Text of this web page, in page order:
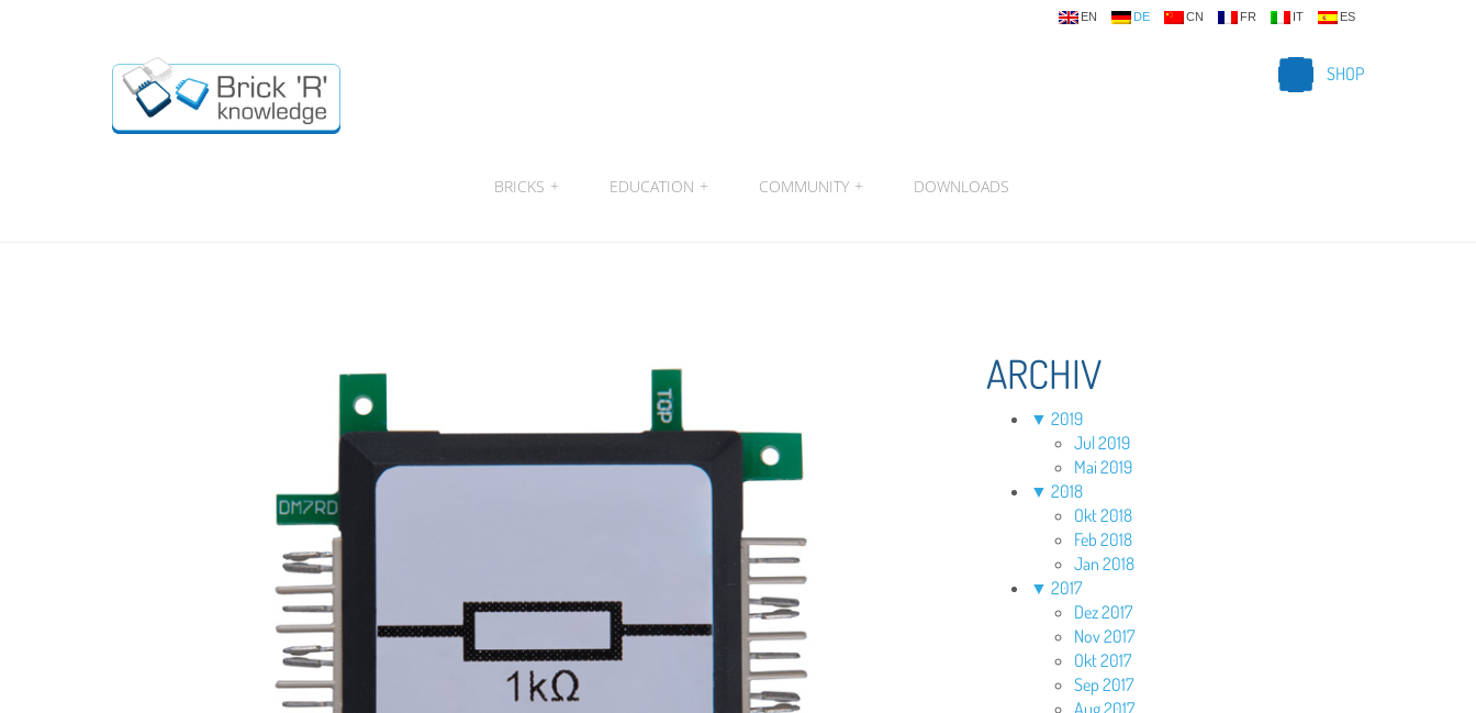
EN DE CN FR IT ES
SHOP
BRICKS + EDUCATION + COMMUNITY + DOWNLOADS
ARCHIV
▼ 2019
Jul 2019
Mai 2019
▼ 2018
Okt 2018
Feb 2018
Jan 2018
▼ 2017
Dez 2017
Nov 2017
Okt 2017
Sep 2017
Aug 2017